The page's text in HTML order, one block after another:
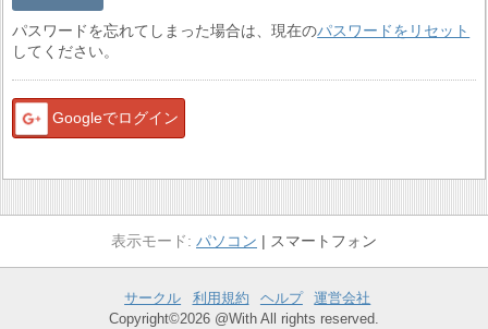
パスワードを忘れてしまった場合は、現在のパスワードをリセット
してください。
Googleでログイン
パソコン スマートフォン
サークル 利用規約 ヘルプ
運営会社
Copyright©2026 @With All rights reserved.